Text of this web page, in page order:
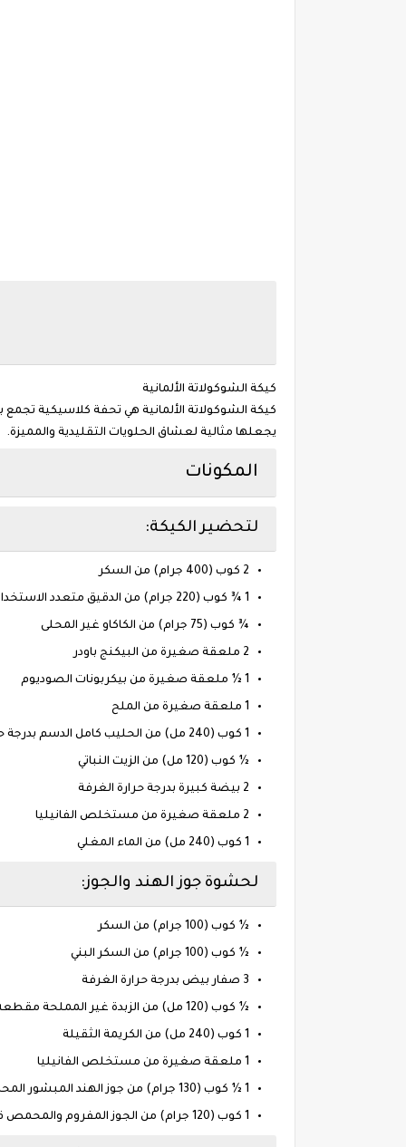
كيكة الشوكولاتة الألمانية
كيكة الشوكولاتة الألمانية هي تحفة كلاسيكية
يجعلها مثالية لعشاق الحلويات التقليدية والمميزة.
المكونات
لتحضير الكيكة:
2 كوب (400 جرام) من السكر
1 ¾ كوب (220 جرام) من الدقيق متعدد الاستخدامات
¾ كوب (75 جرام) من الكاكاو غير المحلى
2 ملعقة صغيرة من البيكنج باودر
1 ½ ملعقة صغيرة من بيكربونات الصوديوم
1 ملعقة صغيرة من الملح
1 كوب (240 مل) من الحليب كامل الدسم بدرجة حرارة الغرفة
½ كوب (120 مل) من الزيت النباتي
2 بيضة كبيرة بدرجة حرارة الغرفة
2 ملعقة صغيرة من مستخلص الفانيليا
1 كوب (240 مل) من الماء المغلي
لحشوة جوز الهند والجوز:
½ كوب (100 جرام) من السكر
½ كوب (100 جرام) من السكر البني
3 صفار بيض بدرجة حرارة الغرفة
½ كوب (120 مل) من الزبدة غير المملحة مقطعة إلى قطع
1 كوب (240 مل) من الكريمة الثقيلة
1 ملعقة صغيرة من مستخلص الفانيليا
1 ½ كوب (130 جرام) من جوز الهند المبشور المحمص قليلاً
1 كوب (120 جرام) من الجوز المفروم والمحمص قليلاً